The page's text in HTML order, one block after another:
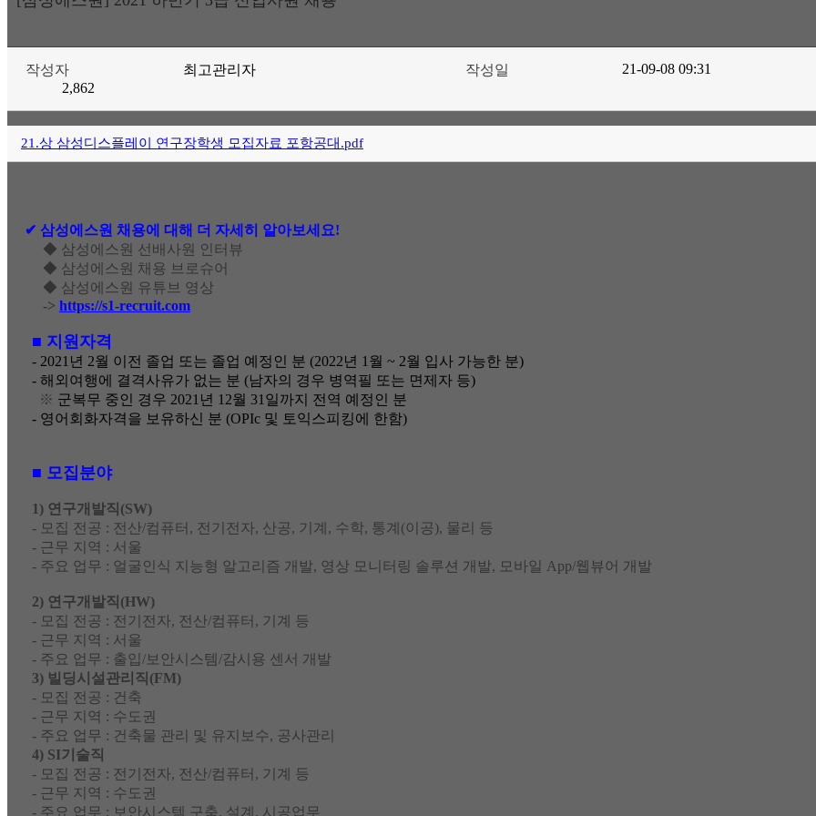
작성자 최고관리자 작성일
21-09-08 09:31
2,862
21.상 삼성디스플레이 연구장학생 모집자료 포항공대.pdf
✔ 삼성에스원 채용에 대해 더 자세히 알아보세요!
◆ 삼성에스원 선배사원 인터뷰
◆ 삼성에스원 채용 브로슈어
◆ 삼성에스원 유튜브 영상
-> https://s1-recruit.com
■ 지원자격
- 2021 년 2월 이전 졸업 또는 졸업 예정인 분 (2022년 1월 ~ 2월 입사 가능한 분)
- 해외여행에 결격사유가 없는 분 (남자의 경우 병역필 또는 면제자 등)
※ 군복무 중인 경우 2021년 12월 31일까지 전역 예정인 분
- 영어회화자격을 보유하신 분 (OPIc 및 토익스피킹에 한함)
■ 모집분야
1) 연구개발직(SW)
- 모집 전공 : 전산/컴퓨터, 전기전자, 산공, 기계, 수학, 통계(이공), 물리 등
- 근무 지역 : 서울
- 주요 업무 : 얼굴인식 지능형 알고리즘 개발, 영상 모니터링 솔루션 개발, 모바일 App/웹뷰어 개발
2) 연구개발직(HW)
- 모집 전공 : 전기전자, 전산/컴퓨터, 기계 등
- 근무 지역 : 서울
- 주요 업무 : 출입/보안시스템/감시용 센서 개발
3) 빌딩시설관리직(FM)
- 모집 전공 : 건축
- 근무 지역 : 수도권
- 주요 업무 : 건축물 관리 및 유지보수, 공사관리
4) SI기술직
- 모집 전공 : 전기전자, 전산/컴퓨터, 기계 등
- 근무 지역 : 수도권
- 주요 업무 : 보안시스템 구축, 설계, 시공업무